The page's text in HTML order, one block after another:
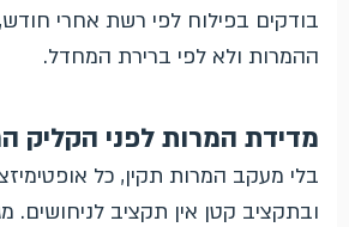
בודקים בפילוח לפי רשת אחרי
ההמרות ולא לפי ברירת המחדל.
מדידת המרות לפני הקליק
בלי מעקב המרות תקין, כל
ובתקציב קטן אין תקציב לניחושים.